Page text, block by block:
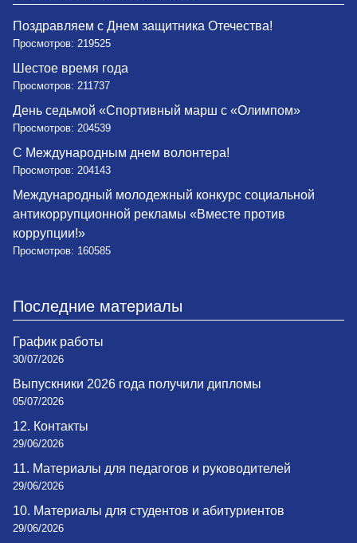
Поздравляем с Днем защитника Отечества!
Просмотров: 219525
Шестое время года
Просмотров: 211737
День седьмой «Спортивный марш с «Олимпом»
Просмотров: 204539
С Международным днем волонтера!
Просмотров: 204143
Международный молодежный конкурс социальной
антикоррупционной рекламы «Вместе против
коррупции!»
Просмотров: 160585
Последние материалы
График работы
30/07/2026
Выпускники 2026 года получили дипломы
05/07/2026
12. Контакты
29/06/2026
11. Материалы для педагогов и руководителей
29/06/2026
10. Материалы для студентов и абитуриентов
29/06/2026